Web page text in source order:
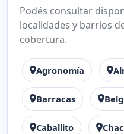
Podés consultar
localidades y barrios
cobertura.
Agronomía
Barracas
Caballito